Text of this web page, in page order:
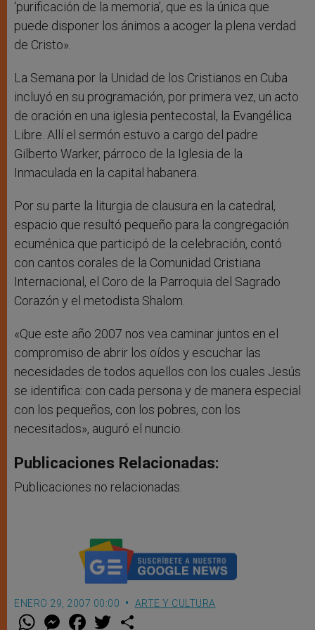
‘purificación de la memoria’, que es la única que
puede disponer los ánimos a acoger la plena verdad
de Cristo».
La Semana por la Unidad de los Cristianos en Cuba
incluyó en su programación, por primera vez, un acto
de oración en una iglesia pentecostal, la Evangélica
Libre. Allí el sermón estuvo a cargo del padre
Gilberto Warker, párroco de la Iglesia de la
Inmaculada en la capital habanera.
Por su parte la liturgia de clausura en la catedral,
espacio que resultó pequeño para la congregación
ecuménica que participó de la celebración, contó
con cantos corales de la Comunidad Cristiana
Internacional, el Coro de la Parroquia del Sagrado
Corazón y el metodista Shalom.
«Que este año 2007 nos vea caminar juntos en el
compromiso de abrir los oídos y escuchar las
necesidades de todos aquellos con los cuales Jesús
se identifica: con cada persona y de manera especial
con los pequeños, con los pobres, con los
necesitados», auguró el nuncio.
Publicaciones Relacionadas:
Publicaciones no relacionadas.
ENERO 29, 2007 00:00 ARTE Y CULTURA
W M F